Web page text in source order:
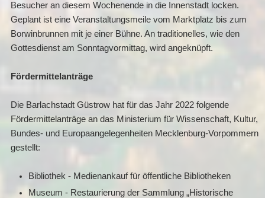
Besucher an diesem Wochenende in die Innenstadt locken.
Geplant ist eine Veranstaltungsmeile vom Marktplatz bis zum
Borwinbrunnen mit je einer Bühne. An traditionelles, wie den
Gottesdienst am Sonntagvormittag, wird angeknüpft.
Fördermittelanträge
Die Barlachstadt Güstrow hat für das Jahr 2022 folgende
Fördermittelanträge an das Ministerium für Wissenschaft, Kultur,
Bundes- und Europaangelegenheiten Mecklenburg-Vorpommern
gestellt:
Bibliothek - Medienankauf für öffentliche Bibliotheken
Museum - Restaurierung der Sammlung „Historische